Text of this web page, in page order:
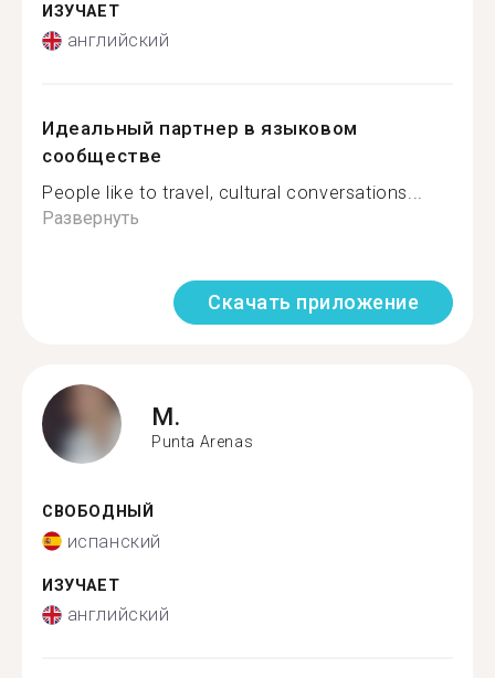
ИЗУЧАЕТ
английский
Идеальный партнер в языковом
сообществе
People like to travel, cultural conversations...
Развернуть
Скачать приложение
M.
Punta Arenas
СВОБОДНЫЙ
испанский
ИЗУЧАЕТ
английский